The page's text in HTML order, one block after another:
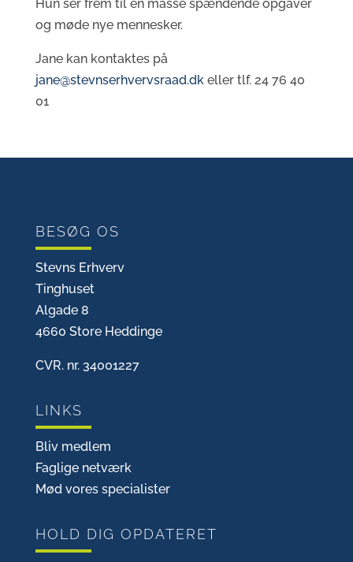
Hun ser frem til en masse spændende opgaver
og møde nye mennesker.
Jane kan kontaktes på
jane@stevnserhvervsraad.dkeller tlf. 24 76 40
01
BESØG OS
Stevns Erhverv
Tinghuset
Algade 8
4660 Store Heddinge
CVR. nr. 34001227
LINKS
Bliv medlem
Faglige netværk
Mød vores specialister
HOLD DIG OPDATERET